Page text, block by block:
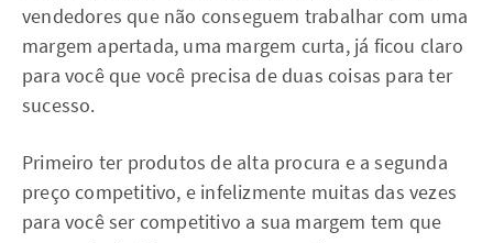
vendedores que não conseguem trabalhar com uma
margem apertada, uma margem curta, já ficou claro
para você que você precisa de duas coisas para ter
sucesso.
Primeiro ter produtos de alta procura e a segunda
preço competitivo, e infelizmente muitas das vezes
para você ser competitivo a sua margem tem que